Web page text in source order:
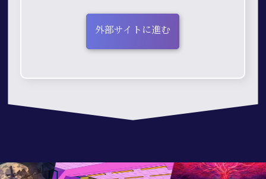
外部サイトに進む